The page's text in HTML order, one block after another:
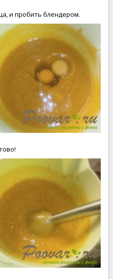
и пробить блендером.